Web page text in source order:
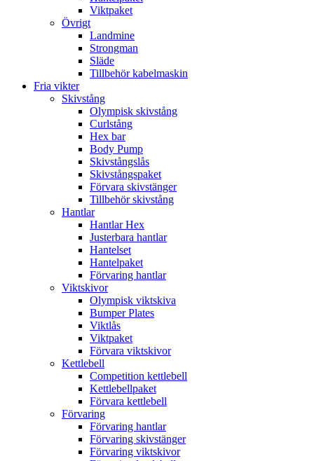
Viktpaket
Övrigt
Landmine
Strongman
Släde
Tillbehör kabelmaskin
Fria vikter
Skivstång
Olympisk skivstång
Curlstång
Hex bar
Body Pump
Skivstångslås
Skivstångspaket
Förvara skivstänger
Tillbehör skivstång
Hantlar
Hantlar Hex
Justerbara hantlar
Hantelset
Hantelpaket
Förvaring hantlar
Viktskivor
Olympisk viktskiva
Bumper Plates
Viktlås
Viktpaket
Förvara viktskivor
Kettlebell
Competition kettlebell
Kettlebellpaket
Förvara kettlebell
Förvaring
Förvaring hantlar
Förvaring skivstänger
Förvaring viktskivor